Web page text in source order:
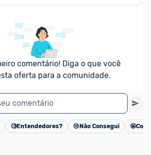
comentário! Diga o que você
oferta para a comunidade.
comentário
Cancelar
🧐Entendedores? 😢 Não Consegui 🤩